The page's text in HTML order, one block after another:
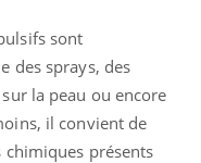
sont
des sprays, des
la peau ou encore
il convient de
chimiques présents